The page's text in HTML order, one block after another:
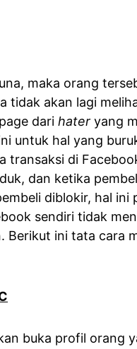
maka orang
tidak akan lagi
dari hater yang
untuk hal yang
transaksi di
dan ketika
diblokir, hal
sendiri tidak
Berikut ini tata cara
buka profil orang